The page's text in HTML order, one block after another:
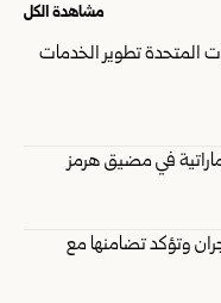
مشاهدة الكل
المتحدة تطوير الخدمات
في مضيق هرمز
وتؤكد تضامنها مع